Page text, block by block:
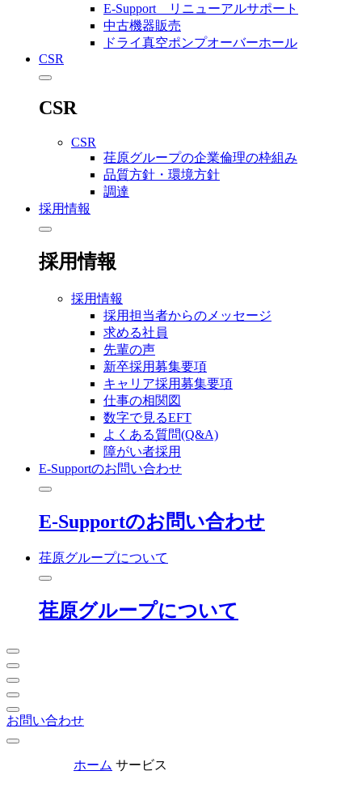
E-Support リニューアルサポート
中古機器販売
ドライ真空ポンプオーバーホール
CSR
CSR
CSR
荏原グループの企業倫理の枠組み
品質方針・環境方針
調達
採用情報
採用情報
採用情報
採用担当者からのメッセージ
求める社員
先輩の声
新卒採用募集要項
キャリア採用募集要項
仕事の相関図
数字で見るEFT
よくある質問(Q&A)
障がい者採用
E-Supportのお問い合わせ
E-Supportのお問い合わせ
荏原グループについて
荏原グループについて
お問い合わせ
ホーム サービス